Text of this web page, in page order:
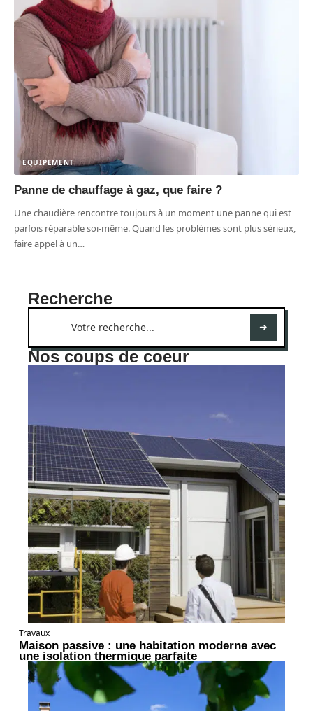
EQUIPEMENT
Panne de chauffage à gaz, que faire ?
Une chaudière rencontre toujours à un moment une panne qui est
parfois réparable soi-même. Quand les problèmes sont plus sérieux,
faire appel à un…
Recherche
Nos coups de coeur
Travaux
Maison passive : une habitation moderne avec
une isolation thermique parfaite